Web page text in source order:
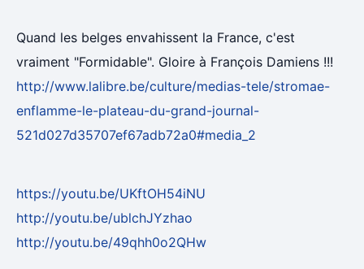
Quand les belges envahissent la France, c'est
vraiment "Formidable". Gloire à François Damiens !!!
http://www.lalibre.be/culture/medias-tele/stromae-
enflamme-le-plateau-du-grand-journal-
521d027d35707ef67adb72a0#media_2
https://youtu.be/UKftOH54iNU
http://youtu.be/ublchJYzhao
http://youtu.be/49qhh0o2QHw